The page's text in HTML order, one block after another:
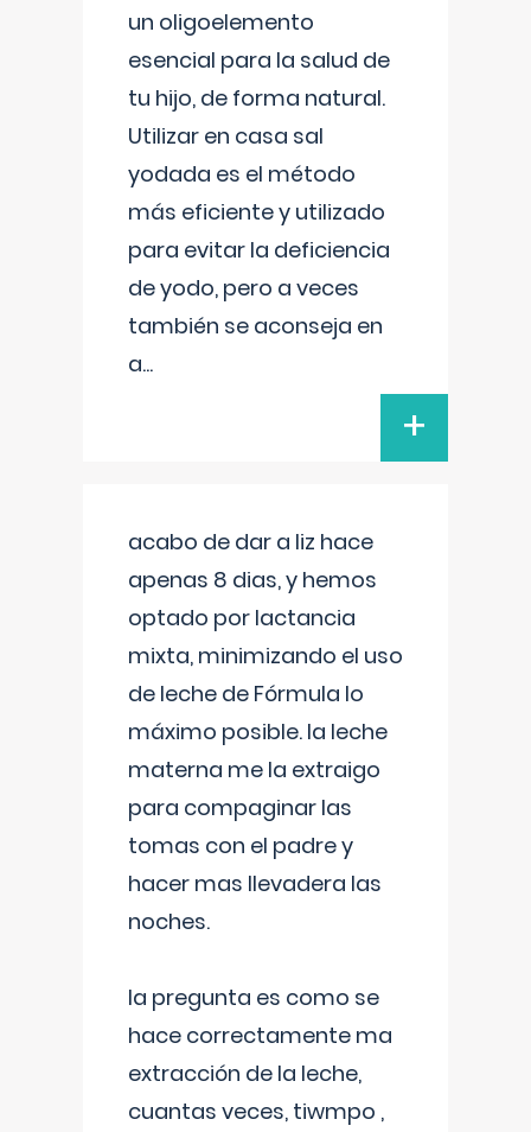
un oligoelemento
esencial para la salud de
tu hijo, de forma natural.
Utilizar en casa sal
yodada es el método
más eficiente y utilizado
para evitar la deficiencia
de yodo, pero a veces
también se aconseja en
a...
+
acabo de dar a liz hace
apenas 8 dias, y hemos
optado por lactancia
mixta, minimizando el uso
de leche de Fórmula lo
máximo posible. la leche
materna me la extraigo
para compaginar las
tomas con el padre y
hacer mas llevadera las
noches.
la pregunta es como se
hace correctamente ma
extracción de la leche,
cuantas veces, tiwmpo ,